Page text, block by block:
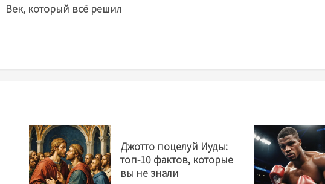
Век, который всё решил
Джотто поцелуй Иуды:
топ-10 фактов, которые
вы не знали